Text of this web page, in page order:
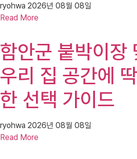
ryohwa 2026년 08월 08일
Read More
함안군 붙박이장
우리 집 공간에
한 선택 가이드
ryohwa 2026년 08월 08일
Read More